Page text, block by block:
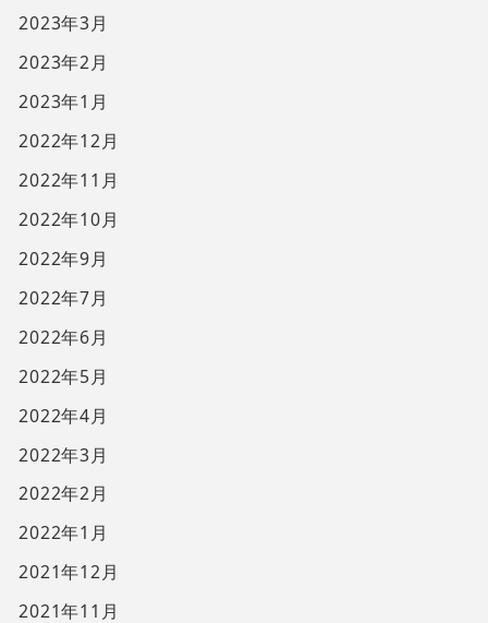
2023年3月
2023年2月
2023年1月
2022年12月
2022年11月
2022年10月
2022年9月
2022年7月
2022年6月
2022年5月
2022年4月
2022年3月
2022年2月
2022年1月
2021年12月
2021年11月